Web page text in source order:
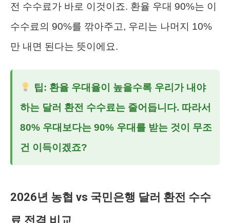
전 수수료가 바로 이것이죠. 환율 우대 90%는 이
수수료의 90%를 깎아주고, 우리는 나머지 10%
만 내면 된다는 뜻이에요.
팁: 환율 우대율이 높을수록 우리가 내야
하는 달러 환전 수수료는 줄어듭니다. 따라서
80% 우대보다는 90% 우대를 받는 것이 무조
건 이득이겠죠?
2026년 농협 vs 국민은행 달러 환전 수수
료 전격 비교